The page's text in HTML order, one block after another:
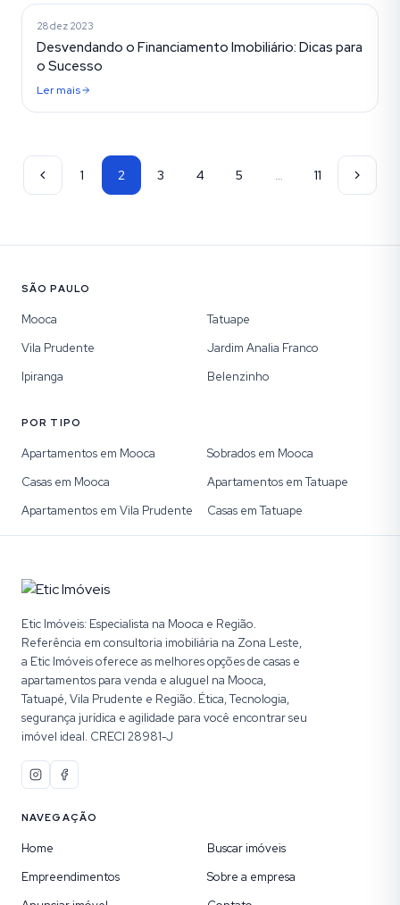
Mercado Imobiliário
28 dez 2023
Desvendando o Financiamento Imobiliário: Dicas para
o Sucesso
Ler mais
1 2 3 4 5 … 11
SÃO PAULO
Mooca
Tatuape
Vila Prudente
Jardim Analia Franco
Ipiranga
Belenzinho
POR TIPO
Apartamentos em Mooca
Sobrados em Mooca
Casas em Mooca
Apartamentos em Tatuape
Apartamentos em Vila Prudente
Casas em Tatuape
Etic Imóveis: Especialista na Mooca e Região.
Referência em consultoria imobiliária na Zona Leste,
a Etic Imóveis oferece as melhores opções de casas e
apartamentos para venda e aluguel na Mooca,
Tatuapé, Vila Prudente e Região. Ética, Tecnologia,
segurança jurídica e agilidade para você encontrar seu
imóvel ideal. CRECI 28981-J
NAVEGAÇÃO
Home
Buscar imóveis
Empreendimentos
Sobre a empresa